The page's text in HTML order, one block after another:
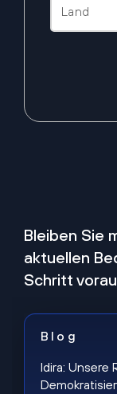
Bleiben Sie
aktuellen
Schritt
Blog
Idira: Unsere